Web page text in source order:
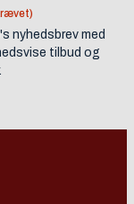
nyhedsbrev med
tilbud og